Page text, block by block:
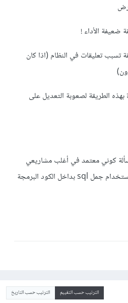
تسبب تعليقات في النظام (اذا كان
الطريقة لصعوبة التعديل على
كوني معتمد في أغلب مشاريعي
على هذه الطريقة والتي هي استخدام جمل sql بداخل الكود البرمجة
الترتيب حسب التقييم الترتيب حسب التاريخ